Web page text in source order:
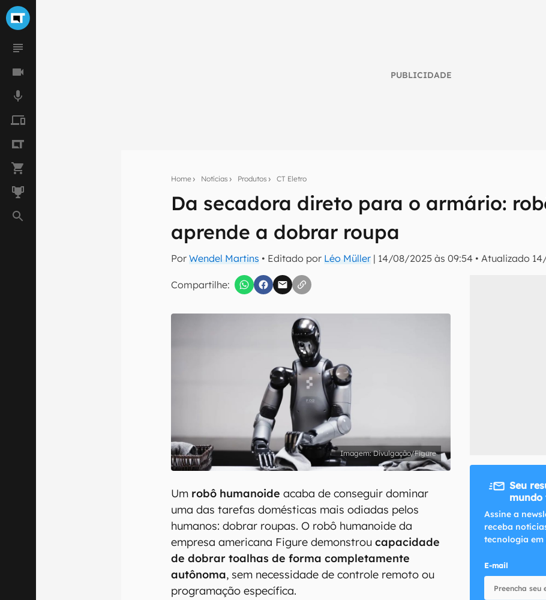
PUBLICIDADE
Home Notícias Produtos CT Eletro
Da secadora direto para o armário:
aprende a dobrar roupa
PorWendel Martins • Editado por Léo Müller | 14/08/2025 às 09:54 •Atualizado
Compartilhe:
Seu resumo inteligente do mundo tech!
Assine a newsletter do Canaltech e receba notícias e reviews sobre tecnologia em
Confirmo que li, aceito e concordo com os
Divulgação/Figure
Um robô humanoide acaba de conseguir dominar
uma das tarefas domésticas mais odiadas pelos
humanos: dobrar roupas. O robô humanoide da
empresa americana Figure demonstrou capacidade
de dobrar toalhas de forma completamente
autônoma, sem necessidade de controle remoto ou
programação específica.
Seu
mundo
Assine a
receba
tecnologia
E-mail